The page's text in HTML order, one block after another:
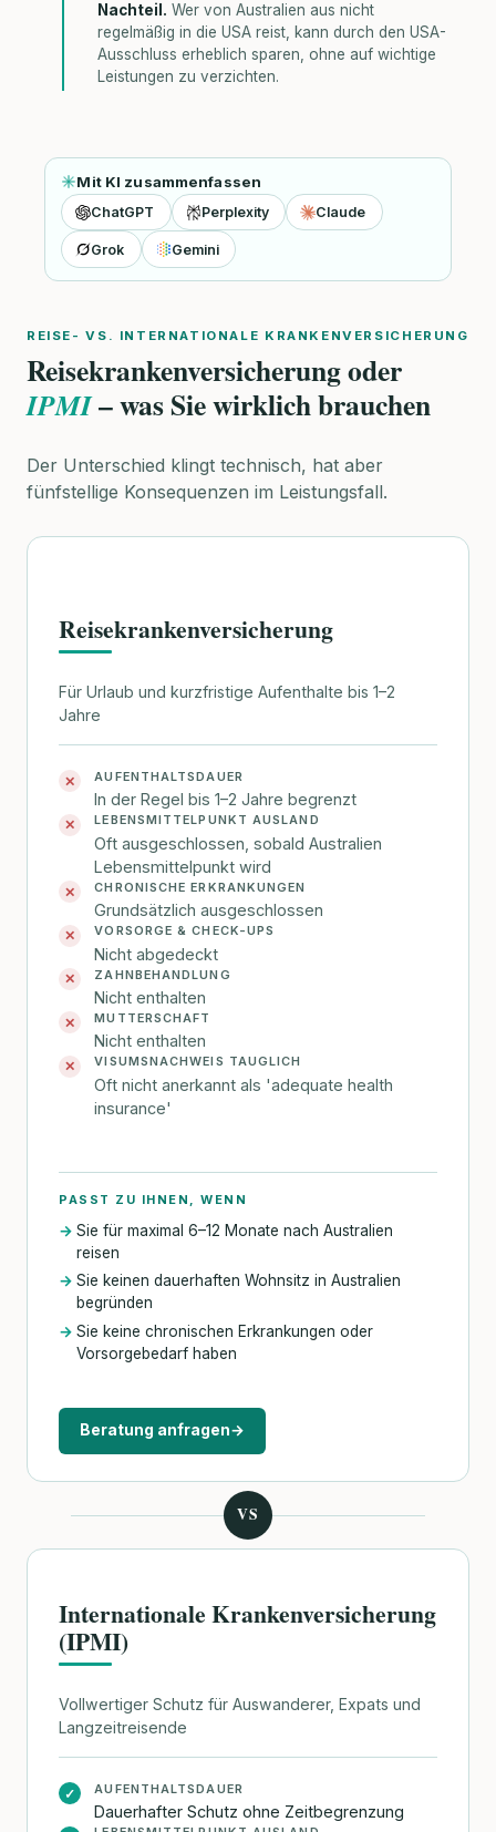
Nachteil. Wer von Australien aus nicht
regelmäßig in die USA reist, kann durch den USA-
Ausschluss erheblich sparen, ohne auf wichtige
Leistungen zu verzichten.
Mit KI zusammenfassen
ChatGPT Perplexity Claude
Grok Gemini
REISE- VS. INTERNATIONALE KRANKENVERSICHERUNG
Reisekrankenversicherung oder
IPMI– was Sie wirklich brauchen
Der Unterschied klingt technisch, hat aber
fünfstellige Konsequenzen im Leistungsfall.
Reisekrankenversicherung
Für Urlaub und kurzfristige Aufenthalte bis 1–2
Jahre
✕ AUFENTHALTSDAUER
In der Regel bis 1–2 Jahre begrenzt
✕ LEBENSMITTELPUNKT AUSLAND
Oft ausgeschlossen, sobald Australien
Lebensmittelpunkt wird
✕ CHRONISCHE ERKRANKUNGEN
Grundsätzlich ausgeschlossen
✕ VORSORGE & CHECK-UPS
Nicht abgedeckt
✕ ZAHNBEHANDLUNG
Nicht enthalten
✕ MUTTERSCHAFT
Nicht enthalten
✕ VISUMSNACHWEIS TAUGLICH
Oft nicht anerkannt als 'adequate health
insurance'
PASST ZU IHNEN, WENN
Sie für maximal 6–12 Monate nach Australien
reisen
Sie keinen dauerhaften Wohnsitz in Australien
begründen
Sie keine chronischen Erkrankungen oder
Vorsorgebedarf haben
Beratung anfragen→
VS
Internationale Krankenversicherung
(IPMI)
Vollwertiger Schutz für Auswanderer, Expats und
Langzeitreisende
✓ AUFENTHALTSDAUER
Dauerhafter Schutz ohne Zeitbegrenzung